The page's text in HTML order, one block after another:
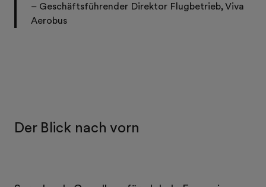
– Geschäftsführender Direktor Flugbetrieb, Viva
Aerobus
Der Blick nach vorn